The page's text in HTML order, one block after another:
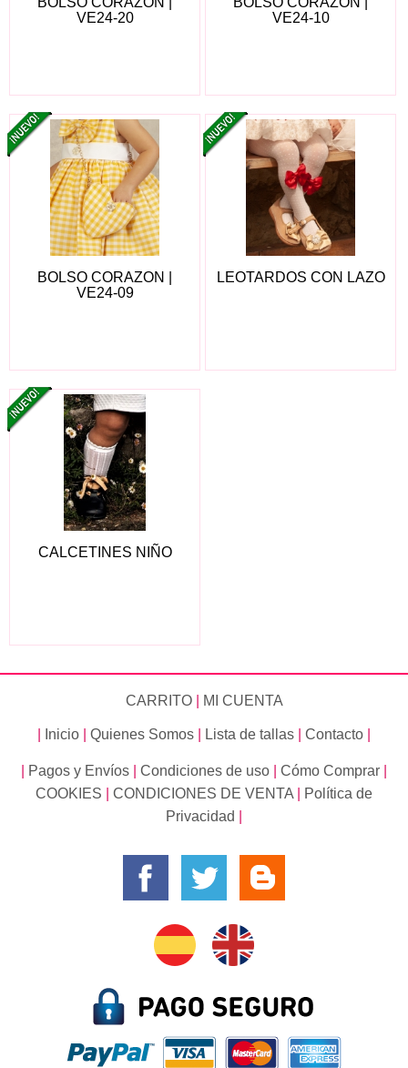
VE24-20
VE24-10
BOLSO CORAZON |
VE24-09
LEOTARDOS CON LAZO
CALCETINES NIÑO
CARRITO| MI CUENTA
Inicio Quienes Somos Lista de tallas Contacto
Pagos y Envíos Condiciones de uso Cómo Comprar
COOKIES
CONDICIONES DE VENTA
Política de
Privacidad